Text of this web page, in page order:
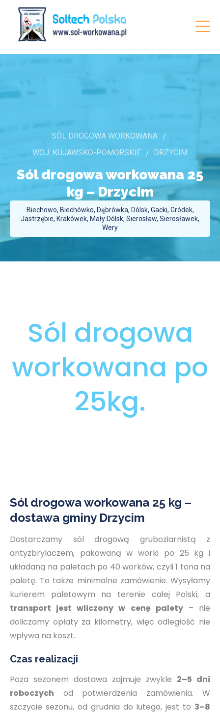
SÓL DROGOWA WORKOWANA
WOJ. KUJAWSKO-POMORSKIE
DRZYCIM
Sól drogowa workowana 25
kg –Drzycim
Biechowo, Biechówko, Dąbrówka, Dólsk, Gacki, Gródek,
Jastrzębie, Krakówek, Mały Dólsk, Sierosław, Sierosławek,
Wery
Sól drogowa
workowana po
25kg.
Sól drogowa workowana 25 kg –
dostawa gminy Drzycim
Dostarczamy sól drogową gruboziarnistą z
antyzbrylaczem, pakowaną w worki po 25 kg i
układaną na paletach po 40 worków, czyli 1 tona na
paletę. To także minimalne zamówienie. Wysyłamy
kurierem paletowym na terenie całej Polski, a
transport jest wliczony w cenę palety– nie
doliczamy opłaty za kilometry, więc odległość nie
wpływa na koszt.
Czas realizacji
Poza sezonem dostawa zajmuje zwykle 2–5 dni
roboczych od potwierdzenia zamówienia. W
szczycie sezonu, od grudnia do lutego, jest to 3–8